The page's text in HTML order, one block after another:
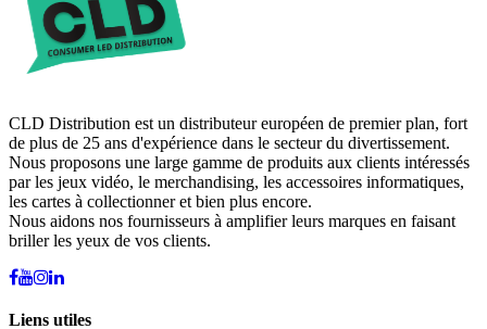
CLD Distribution est un distributeur européen de premier plan, fort
de plus de 25 ans d'expérience dans le secteur du divertissement.
Nous proposons une large gamme de produits aux clients intéressés
par les jeux vidéo, le merchandising, les accessoires informatiques,
les cartes à collectionner et bien plus encore.
Nous aidons nos fournisseurs à amplifier leurs marques en faisant
briller les yeux de vos clients.
Liens utiles